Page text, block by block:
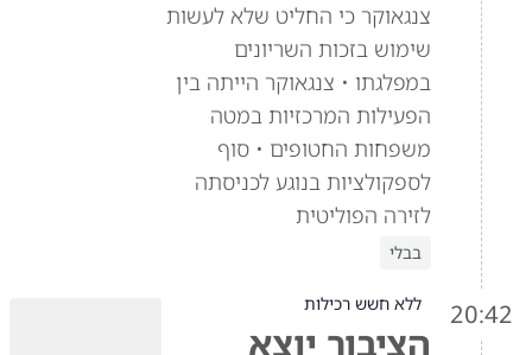
צנגאוקר כי החליט שלא לעשות
שימוש בזכות השריונים
במפלגתו • צנגאוקר הייתה בין
הפעילות המרכזיות במטה
משפחות החטופים • סוף
לספקולציות בנוגע לכניסתה
לזירה הפוליטית
בבלי
20:42 ללא חשש רכילות
הציבור יוצא